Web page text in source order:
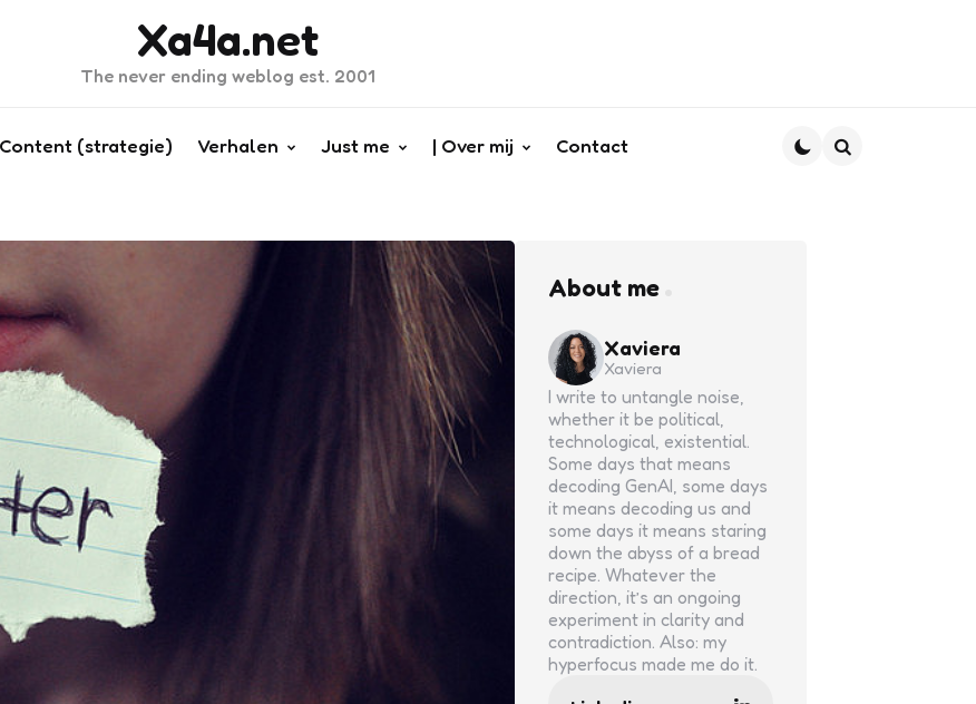
Xa4a.net
The never ending weblog est. 2001
Content (strategie) Verhalen Just me | Over mij Contact
About me
Xaviera
Xaviera
I write to untangle noise,
whether it be political,
technological, existential.
Some days that means
decoding GenAI, some days
it means decoding us and
some days it means staring
down the abyss of a bread
recipe. Whatever the
direction, it’s an ongoing
experiment in clarity and
contradiction. Also: my
hyperfocus made me do it.